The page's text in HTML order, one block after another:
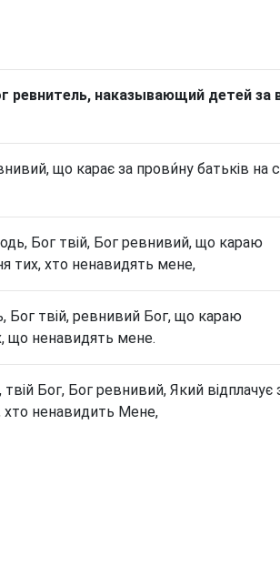
ревнитель, наказывающий детей за
що карає за прови́ну батьків на
Бог твій, Бог ревнивий, що караю
тих, хто ненавидять мене,
Бог твій, ревнивий Бог, що караю
що ненавидять мене.
Бог, Бог ревнивий, Який відплачує
хто ненавидить Мене,